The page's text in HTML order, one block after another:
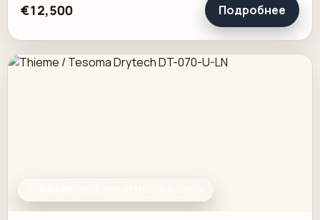
€12,500 Подробнее